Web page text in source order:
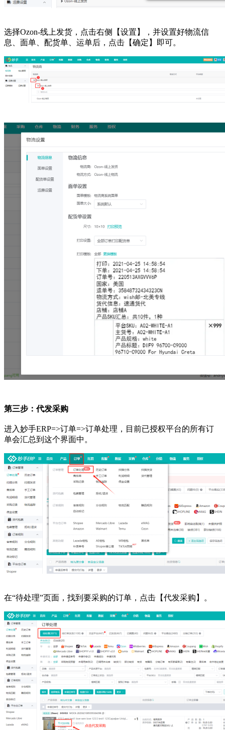
选择Ozon-线上发货，点击右侧【设置】，并设置好物流信
息、面单、配货单、运单后，点击【确定】即可。
第三步：代发采购
进入妙手ERP=>订单=>订单处理，目前已授权平台的所有订
单会汇总到这个界面中。
在“待处理”页面，找到要采购的订单，点击【代发采购】。